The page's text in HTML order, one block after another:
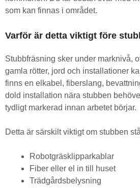
som kan finnas i området.
Varför är detta viktigt före
Stubbfräsning sker under marknivå,
gamla rötter, jord och installationer
finns en elkabel, fiberslang,
dold installation nära stubben
tydligt markerad innan arbetet börjar.
Detta är särskilt viktigt om stubben
Robotgräsklipparkablar
Fiber eller el in till huset
Trädgårdsbelysning